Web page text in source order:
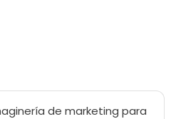
de marketing para